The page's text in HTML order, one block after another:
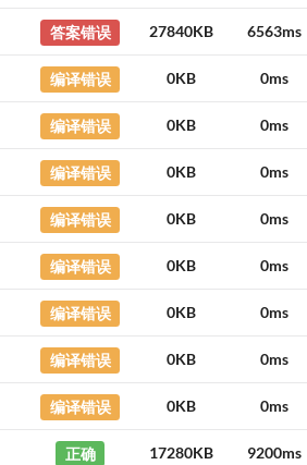
答案错误 27840KB 6563ms
编译错误 0KB 0ms
编译错误 0KB 0ms
编译错误 0KB 0ms
编译错误 0KB 0ms
编译错误 0KB 0ms
编译错误 0KB 0ms
编译错误 0KB 0ms
编译错误 0KB 0ms
正确 17280KB 9200ms